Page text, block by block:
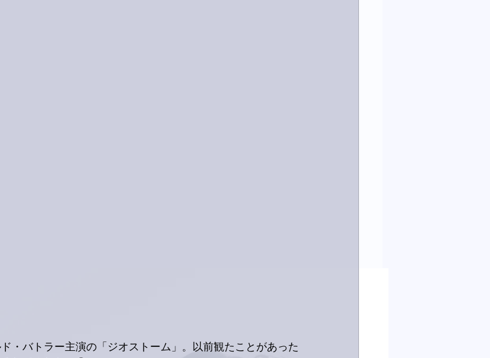
・バトラー主演の「ジオストーム」。以前観たことがあった